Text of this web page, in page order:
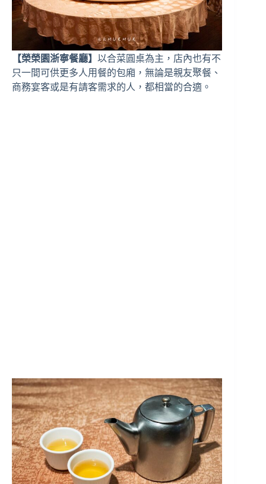
【榮榮園浙寧餐廳】 以合菜圓桌為主，店內也有不
只一間可供更多人用餐的包廂，無論是親友聚餐、
商務宴客或是有請客需求的人，都相當的合適。